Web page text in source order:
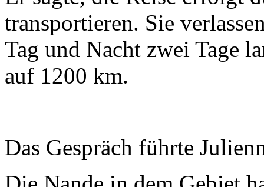
transportieren. Sie
Tag und Nacht zwei Tage
auf 1200 km.
Das Gespräch führte